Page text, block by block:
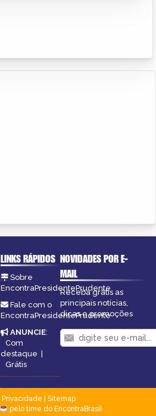
LINKS RÁPIDOS
Sobre
EncontraPresidentePrudente
Fale com o
EncontraPresidentePrudente
ANUNCIE:
Com
destaque |
Grátis
NOVIDADES POR E-
MAIL
Receba grátis as
principais notícias,
dicas e promoções
Privacidade
Sitemap
pelo time do EncontraBrasil